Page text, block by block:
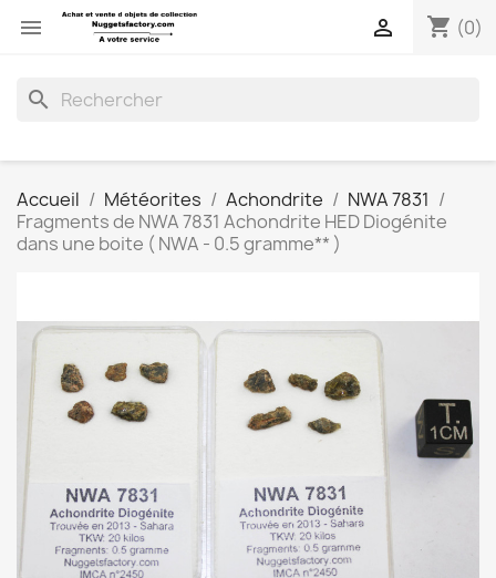
 shopping_cart (0)

search
Accueil Météorites Achondrite
NWA 7831
Fragments de NWA 7831 Achondrite HED Diogénite
dans une boite ( NWA - 0.5 gramme** )